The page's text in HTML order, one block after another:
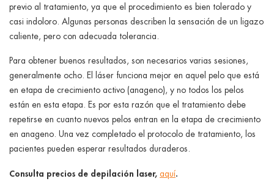
previo al tratamiento, ya que el procedimiento es bien tolerado y
casi indoloro. Algunas personas describen la sensación de un ligazo
caliente, pero con adecuada tolerancia.
Para obtener buenos resultados, son necesarios varias sesiones,
generalmente ocho. El láser funciona mejor en aquel pelo que está
en etapa de crecimiento activo (anageno), y no todos los pelos
están en esta etapa. Es por esta razón que el tratamiento debe
repetirse en cuanto nuevos pelos entran en la etapa de crecimiento
en anageno. Una vez completado el protocolo de tratamiento, los
pacientes pueden esperar resultados duraderos.
Consulta precios de depilación laser, aquí.